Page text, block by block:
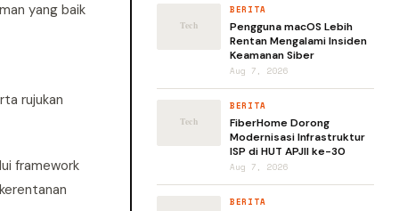
yang baik
rujukan
framework
BERITA
Pengguna macOS Lebih
Rentan Mengalami Insiden
Keamanan Siber
Aug 7, 2026
BERITA
FiberHome Dorong
Modernisasi Infrastruktur
ISP di HUT APJII ke-30
Aug 7, 2026
BERITA